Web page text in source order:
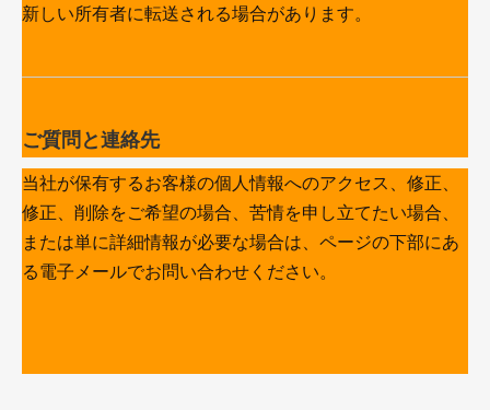
新しい所有者に転送される場合があります。
ご質問と連絡先
当社が保有するお客様の個人情報へのアクセス、修正、
修正、削除をご希望の場合、苦情を申し立てたい場合、
または単に詳細情報が必要な場合は、ページの下部にあ
る電子メールでお問い合わせください。